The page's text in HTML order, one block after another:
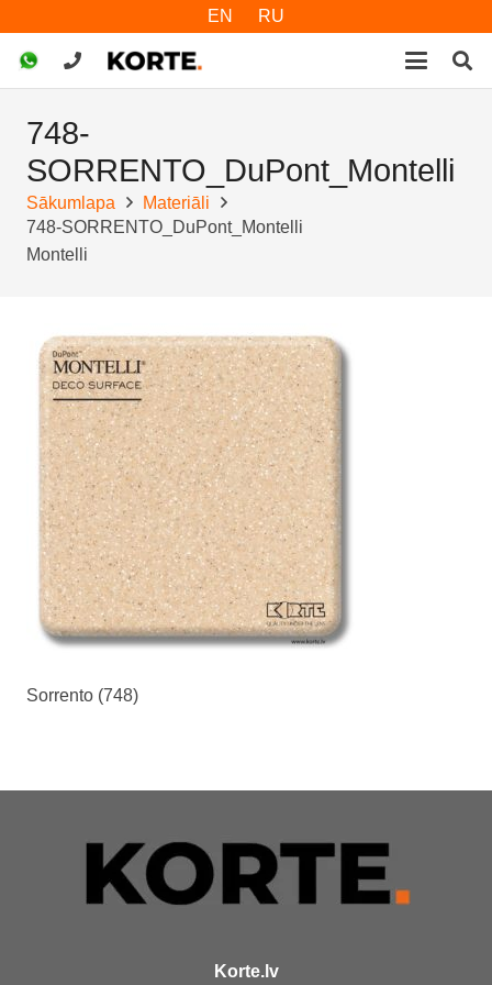
EN RU
748-
SORRENTO_DuPont_Montelli
Sākumlapa
Materiāli
748-SORRENTO_DuPont_Montelli
Montelli
Sorrento (748)
Korte.lv